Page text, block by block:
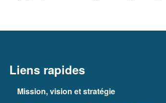
Liens rapides
Mission, vision et stratégie